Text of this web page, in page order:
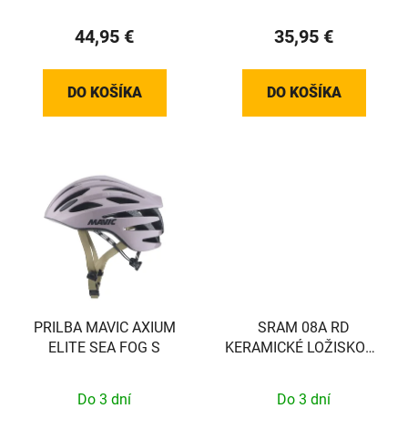
44,95 €
DO KOŠÍKA
35,95 €
DO KOŠÍKA
PRILBA MAVIC AXIUM
ELITE SEA FOG S
Do 3 dní
SRAM 08A RD
KERAMICKÉ LOŽISKOVÉ
Do 3 dní